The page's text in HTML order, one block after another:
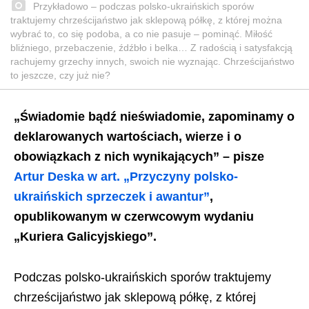
Przykładowo – podczas polsko-ukraińskich sporów
traktujemy chrześcijaństwo jak sklepową półkę, z której można
wybrać to, co się podoba, a co nie pasuje – pominąć. Miłość
bliźniego, przebaczenie, źdźbło i belka… Z radością i satysfakcją
rachujemy grzechy innych, swoich nie wyznając. Chrześcijaństwo
to jeszcze, czy już nie?
„Świadomie bądź nieświadomie, zapominamy o
deklarowanych wartościach, wierze i o
obowiązkach z nich wynikających” – pisze
Artur Deska w art. „Przyczyny polsko-
ukraińskich sprzeczek i awantur”,
opublikowanym w czerwcowym wydaniu
„Kuriera Galicyjskiego”.
Podczas polsko-ukraińskich sporów traktujemy
chrześcijaństwo jak sklepową półkę, z której